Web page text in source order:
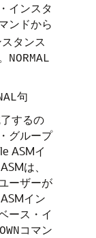
インスタ
ンドから
タンス
NORMAL
句
するの
グループ
ASMイ
は、
ーザーが
イン
ース・イ
コマン